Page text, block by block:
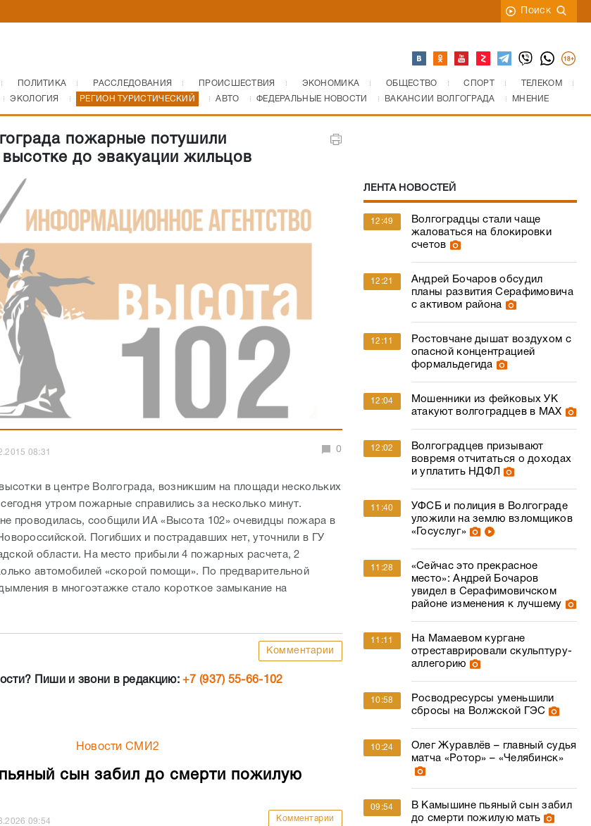
Поиск
ПОЛИТИКА РАССЛЕДОВАНИЯ ПРОИСШЕСТВИЯ ЭКОНОМИКА ОБЩЕСТВО СПОРТ
ТЕЛЕКОМ
ЭКОЛОГИЯ РЕГИОН ТУРИСТИЧЕСКИЙ АВТО ФЕДЕРАЛЬНЫЕ НОВОСТИ ВАКАНСИИ ВОЛГОГРАДА МНЕНИЕ
пожарные потушили
высотке до эвакуации жильцов
08:31 0
в центре Волгограда, возникшим на площади нескольких
утром пожарные справились за несколько минут.
проводилась, сообщили ИА «Высота 102» очевидцы пожара в
Погибших и пострадавших нет, уточнили в ГУ
области. На место прибыли 4 пожарных расчета, 2
автомобилей «скорой помощи». По предварительной
в многоэтажке стало короткое замыкание на
Комментарии
Пиши и звони в редакцию:+7 (937) 55-66-102
Новости СМИ2
сын забил до смерти пожилую
09:54 Комментарии
ЛЕНТА НОВОСТЕЙ
12:49
Волгоградцы стали чаще
жаловаться на блокировки
счетов
12:21
Андрей Бочаров обсудил
планы развития Серафимовича
с активом района
12:11
Ростовчане дышат воздухом с
опасной концентрацией
формальдегида
12:04
Мошенники из фейковых УК
атакуют волгоградцев в МАХ
12:02
Волгоградцев призывают
вовремя отчитаться о доходах
и уплатить НДФЛ
11:40
УФСБ и полиция в Волгограде
уложили на землю взломщиков
«Госуслуг»
11:28
«Сейчас это прекрасное
место»: Андрей Бочаров
увидел в Серафимовичском
районе изменения к лучшему
11:11
На Мамаевом кургане
отреставрировали скульптуру-
аллегорию
10:58
Росводресурсы уменьшили
сбросы на Волжской ГЭС
10:24
Олег Журавлёв – главный судья
матча «Ротор» – «Челябинск»
09:54
В Камышине пьяный сын забил
до смерти пожилую мать